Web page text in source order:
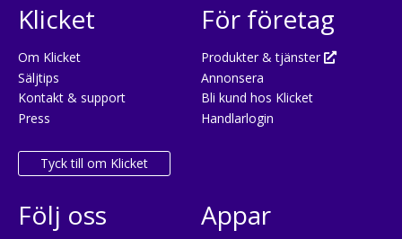
Klicket
Om Klicket
Säljtips
Kontakt & support
Press
Tyck till om Klicket
För företag
Produkter & tjänster
Annonsera
Bli kund hos Klicket
Handlarlogin
Följ oss Appar